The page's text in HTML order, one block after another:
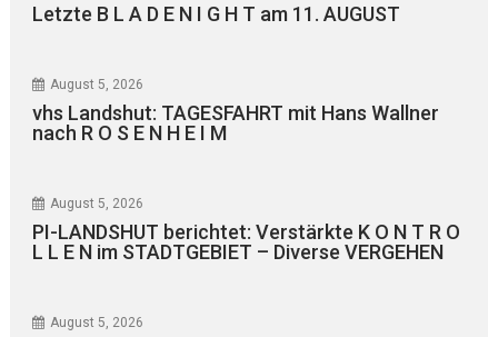
Letzte B L A D E N I G H T am 11. AUGUST
August 5, 2026
vhs Landshut: TAGESFAHRT mit Hans Wallner
nach R O S E N H E I M
August 5, 2026
PI-LANDSHUT berichtet: Verstärkte K O N T R O
L L E N im STADTGEBIET – Diverse VERGEHEN
August 5, 2026